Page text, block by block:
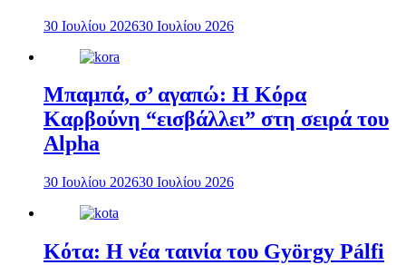
30 Ιουλίου 202630 Ιουλίου 2026
Μπαμπά, σ’ αγαπώ: Η Κόρα
Καρβούνη “εισβάλλει” στη σειρά του
Alpha
30 Ιουλίου 202630 Ιουλίου 2026
Κότα: Η νέα ταινία του György Pálfi